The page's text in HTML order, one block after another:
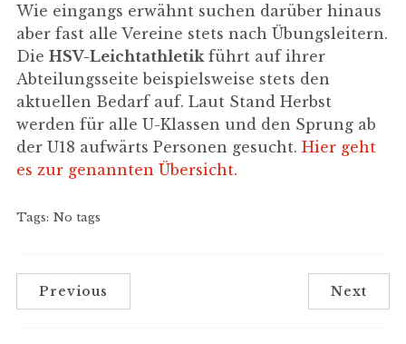
Wie eingangs erwähnt suchen darüber hinaus
aber fast alle Vereine stets nach Übungsleitern.
Die HSV-Leichtathletik führt auf ihrer
Abteilungsseite beispielsweise stets den
aktuellen Bedarf auf. Laut Stand Herbst
werden für alle U-Klassen und den Sprung ab
der U18 aufwärts Personen gesucht. Hier geht
es zur genannten Übersicht.
Tags: No tags
Previous Next